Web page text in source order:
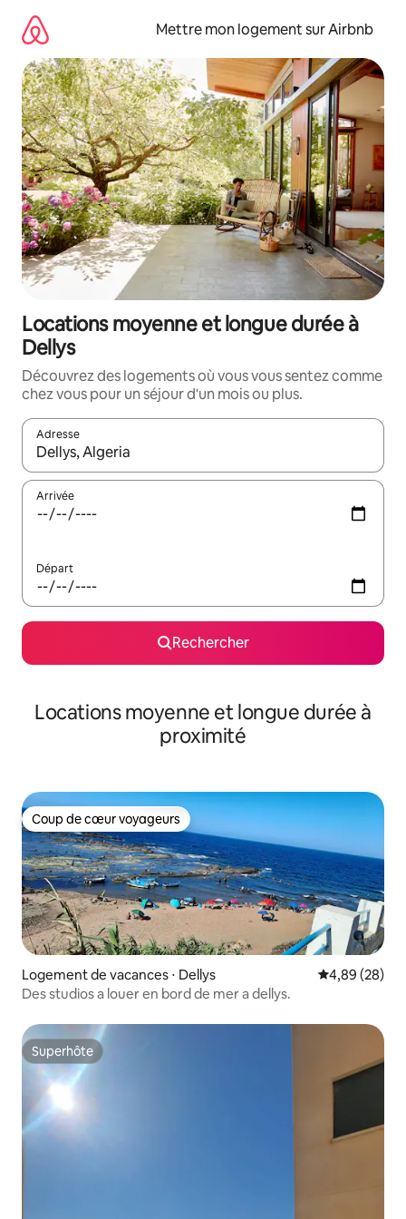
directement
contenu
Mettre mon logement sur Airbnb
Locations moyenne et longue durée à
Dellys
Découvrez des logements où vous vous sentez comme
chez vous pour un séjour d'un mois ou plus.
Adresse
Lorsque les résultats s'affichent, utilisez les flèches vers le
Arrivée
Départ
Rechercher
Locations moyenne et longue durée à
proximité
Coup de cœur voyageurs
Coup de cœur voyageurs
Logement de vacances ⋅ Dellys Évaluation
4,89 (28)
Des studios a louer en bord de mer a dellys.
Superhôte
Superhôte